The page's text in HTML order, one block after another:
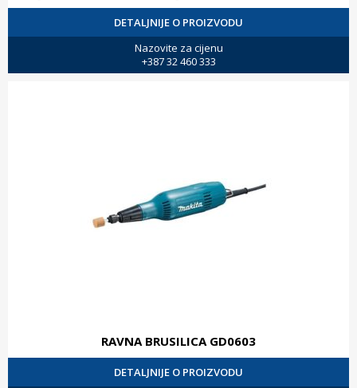
DETALJNIJE O PROIZVODU
Nazovite za cijenu
+387 32 460 333
RAVNA BRUSILICA GD0603
DETALJNIJE O PROIZVODU